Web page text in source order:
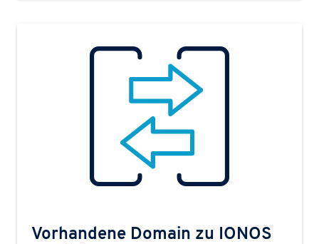
Vorhandene Domain zu IONOS